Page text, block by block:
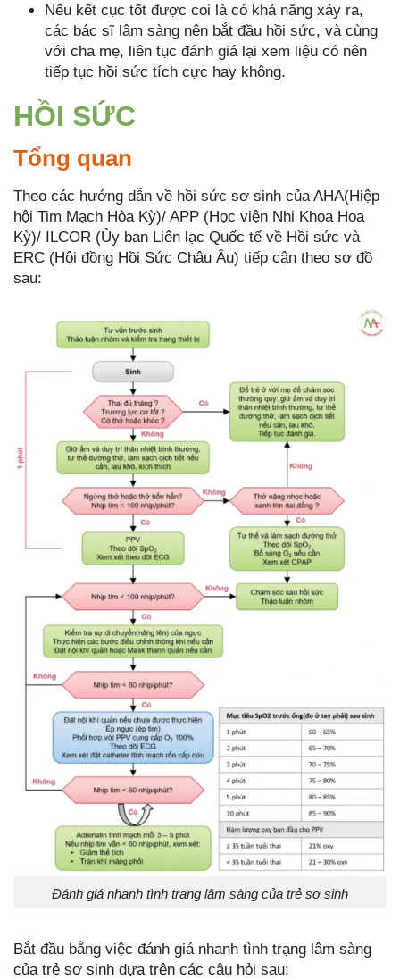
Nếu kết cục tốt được coi là có khả năng xảy ra,
các bác sĩ lâm sàng nên bắt đầu hồi sức, và cùng
với cha mẹ, liên tục đánh giá lại xem liệu có nên
tiếp tục hồi sức tích cực hay không.
HỒI SỨC
Tổng quan
Theo các hướng dẫn về hồi sức sơ sinh của AHA(Hiệp
hội Tim Mạch Hòa Kỳ)/ APP (Học viện Nhi Khoa Hoa
Kỳ)/ ILCOR (Ủy ban Liên lạc Quốc tế về Hồi sức và
ERC (Hội đồng Hồi Sức Châu Âu) tiếp cận theo sơ đồ
sau:
Đánh giá nhanh tình trạng lâm sàng của trẻ sơ sinh
Bắt đầu bằng việc đánh giá nhanh tình trạng lâm sàng
của trẻ sơ sinh dựa trên các câu hỏi sau: